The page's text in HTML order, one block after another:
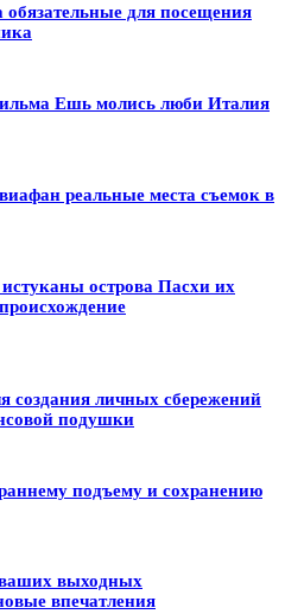
для посещения
Ешь молись люби Италия
реальные места съемок в
острова Пасхи их
создания личных сбережений
подушки
подъему и сохранению
выходных
впечатления